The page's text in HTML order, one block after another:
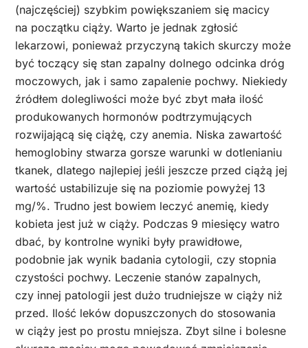
(najczęściej) szybkim powiększaniem się macicy
na początku ciąży. Warto je jednak zgłosić
lekarzowi, ponieważ przyczyną takich skurczy może
być toczący się stan zapalny dolnego odcinka dróg
moczowych, jak i samo zapalenie pochwy. Niekiedy
źródłem dolegliwości może być zbyt mała ilość
produkowanych hormonów podtrzymujących
rozwijającą się ciążę, czy anemia. Niska zawartość
hemoglobiny stwarza gorsze warunki w dotlenianiu
tkanek, dlatego najlepiej jeśli jeszcze przed ciążą jej
wartość ustabilizuje się na poziomie powyżej 13
mg/%. Trudno jest bowiem leczyć anemię, kiedy
kobieta jest już w ciąży. Podczas 9 miesięcy watro
dbać, by kontrolne wyniki były prawidłowe,
podobnie jak wynik badania cytologii, czy stopnia
czystości pochwy. Leczenie stanów zapalnych,
czy innej patologii jest dużo trudniejsze w ciąży niż
przed. Ilość leków dopuszczonych do stosowania
w ciąży jest po prostu mniejsza. Zbyt silne i bolesne